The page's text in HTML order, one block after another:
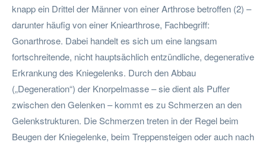
knapp ein Drittel der Männer von einer Arthrose betroffen (2) –
darunter häufig von einer Kniearthrose, Fachbegriff:
Gonarthrose. Dabei handelt es sich um eine langsam
fortschreitende, nicht hauptsächlich entzündliche, degenerative
Erkrankung des Kniegelenks. Durch den Abbau
(„Degeneration“) der Knorpelmasse – sie dient als Puffer
zwischen den Gelenken – kommt es zu Schmerzen an den
Gelenkstrukturen. Die Schmerzen treten in der Regel beim
Beugen der Kniegelenke, beim Treppensteigen oder auch nach